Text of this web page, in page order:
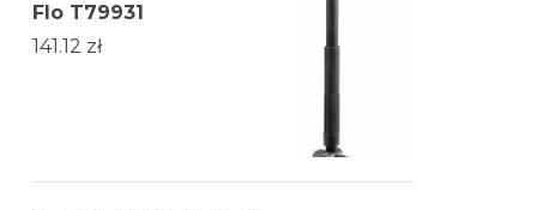
Flo T79931
141.12 zł